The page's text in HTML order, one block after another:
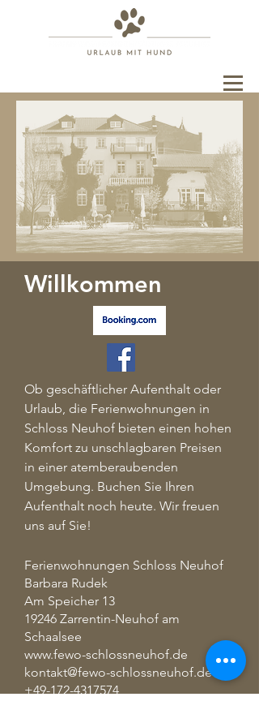
Willkommen
Ob geschäftlicher Aufenthalt oder
Urlaub, die Ferienwohnungen in
Schloss Neuhof bieten einen hohen
Komfort zu unschlagbaren Preisen
in einer atemberaubenden
Umgebung. Buchen Sie Ihren
Aufenthalt noch heute. Wir freuen
uns auf Sie!
Ferienwohnungen Schloss Neuhof
Barbara Rudek
Am Speicher 13
19246 Zarrentin-Neuhof am
Schaalsee
www.fewo-schlossneuhof.de
kontakt@fewo-schlossneuhof.de
+49-172-4317574